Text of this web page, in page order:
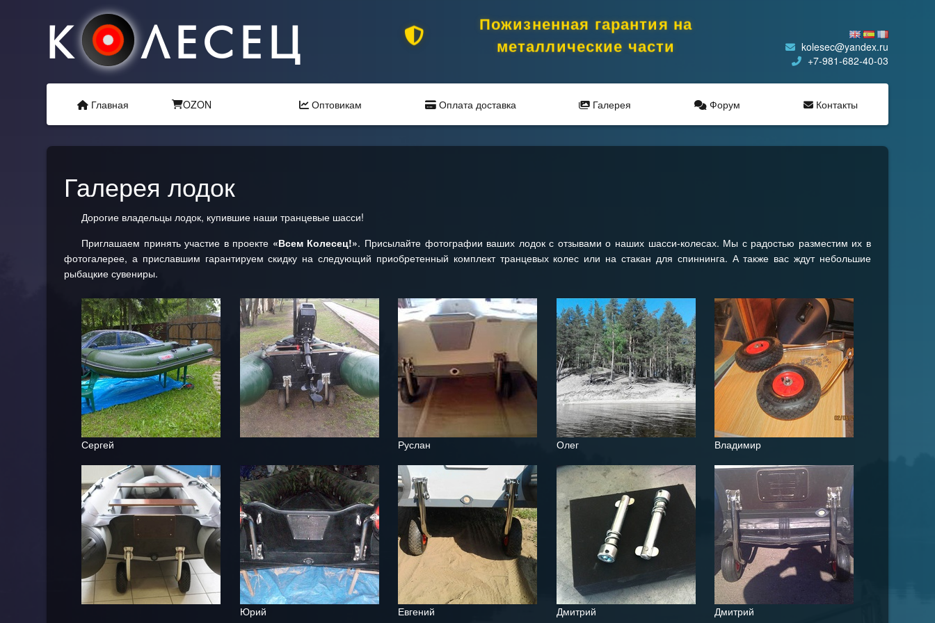
К ЛЕСЕЦ Пожизненная гарантия на
металлические части
kolesec@yandex.ru
+7-981-682-40-03
Главная OZON Оптовикам Оплата доставка Галерея Форум Контакты
Галерея лодок
Дорогие владельцы лодок, купившие наши транцевые шасси!
Приглашаем принять участие в проекте «Всем Колесец!». Присылайте фотографии ваших лодок с отзывами о наших шасси-колесах. Мы с радостью разместим их в
фотогалерее, а приславшим гарантируем скидку на следующий приобретенный комплект транцевых колес или на стакан для спиннинга. А также вас ждут небольшие
рыбацкие сувениры.
Сергей Руслан Олег Владимир
Юрий Евгений Дмитрий Дмитрий